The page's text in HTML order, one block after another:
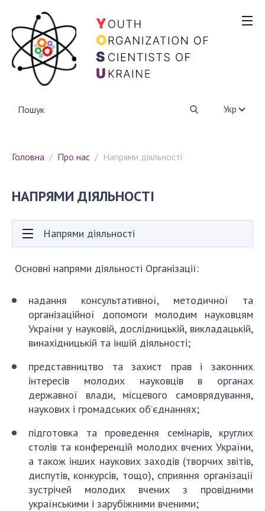
Укр
ПРО НАС
Напрями діяльності
Партнерство
НАША ГОРДІСТЬ
ПІДТРИМАТИ
Політика конфіденційності
Політика безпеки платіжної карти
Умови повернення коштів
Договір оферти
Головна Про нас Напрями діяльності
НАПРЯМИ ДІЯЛЬНОСТІ
Напрями діяльності
Основні напрями діяльності Організації:
надання консультативної, методичної та
організаційної допомоги молодим науковцям
України у науковій, дослідницькій, викладацькій,
винахідницькій та іншій діяльності;
представництво та захист прав і законних
інтересів молодих науковців в органах
державної влади, місцевого самоврядування,
наукових і громадських об’єднаннях;
підготовка та проведення семінарів, круглих
столів та конференцій молодих вчених України,
а також інших наукових заходів (творчих звітів,
диспутів, конкурсів, тощо), сприяння організації
зустрічей молодих вчених з провідними
українськими і зарубіжними вченими;